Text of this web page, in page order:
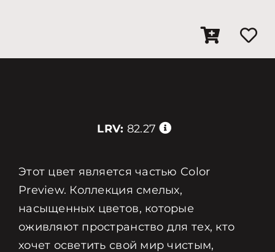
LRV: 82.27
Этот цвет является частью Color
Preview. Коллекция смелых,
насыщенных цветов, которые
оживляют пространство для тех, кто
хочет осветить свой мир чистым,